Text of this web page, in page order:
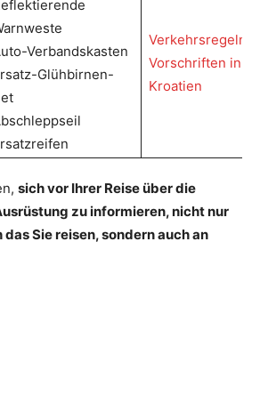
Verbandskasten
Glühbirnen-
Verkehrsregeln
Vorschriften in
Kroatien
sich vor Ihrer Reise über die
zu informieren, nicht nur
Sie reisen, sondern auch an